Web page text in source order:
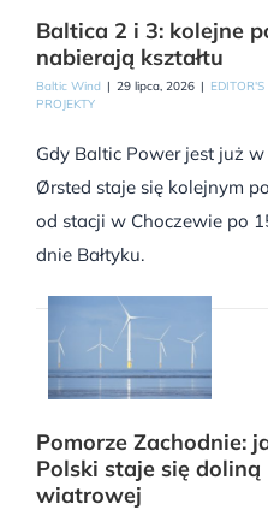
Baltica 2 i 3: kolejne
nabierają kształtu
Baltic Wind | 29 lipca, 2026 |
PROJEKTY
Gdy Baltic Power jest już
Ørsted staje się kolejnym
od stacji w Choczewie po
dnie Bałtyku.
Pomorze Zachodnie:
Polski staje się
wiatrowej